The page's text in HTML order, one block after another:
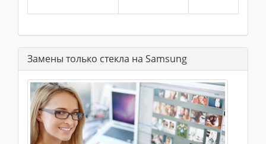
Замены только стекла на Samsung